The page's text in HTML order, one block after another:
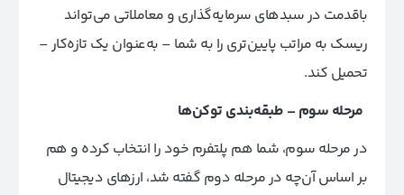
با‌قدمت در سبد‌های سرمایه‌گذاری و معاملاتی می‌تواند
ریسک به مراتب پایین‌تری را به شما – به‌عنوان یک تازه‌کار –
تحمیل کند.
مرحله سوم – طبقه‌بندی توکن‌ها
در مرحله سوم، شما هم پلتفرم خود را انتخاب کرده و هم
بر اساس آن‌چه در مرحله دوم گفته شد، ارزهای دیجیتال